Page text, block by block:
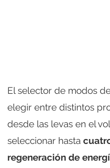
El selector de modos
elegir entre distintos
desde las levas en el
seleccionar hasta
regeneración de